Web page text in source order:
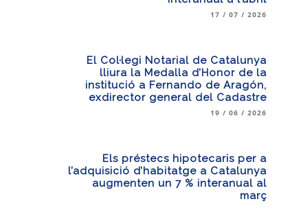
17 / 07 / 2026
El Col·legi Notarial de Catalunya
lliura la Medalla d’Honor de la
institució a Fernando de Aragón,
exdirector general del Cadastre
19 / 06 / 2026
Els préstecs hipotecaris per a
l’adquisició d’habitatge a Catalunya
augmenten un 7 % interanual al
març